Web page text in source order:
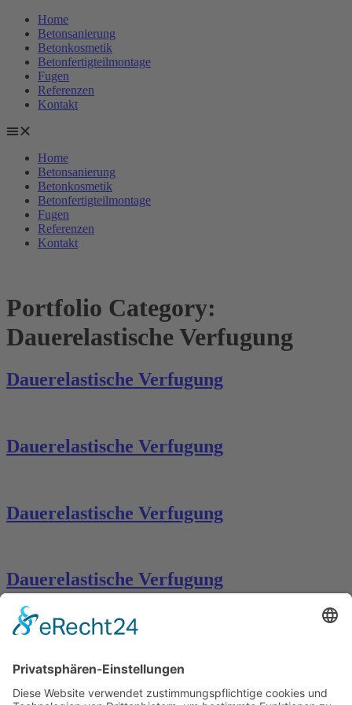
Zum
Inhalt
springen
Home
Betonsanierung
Betonkosmetik
Betonfertigteilmontage
Fugen
Referenzen
Kontakt
Home
Betonsanierung
Betonkosmetik
Betonfertigteilmontage
Fugen
Referenzen
Kontakt
Portfolio Category:
Dauerelastische Verfugung
Dauerelastische Verfugung
Dauerelastische Verfugung
Dauerelastische Verfugung
Dauerelastische Verfugung